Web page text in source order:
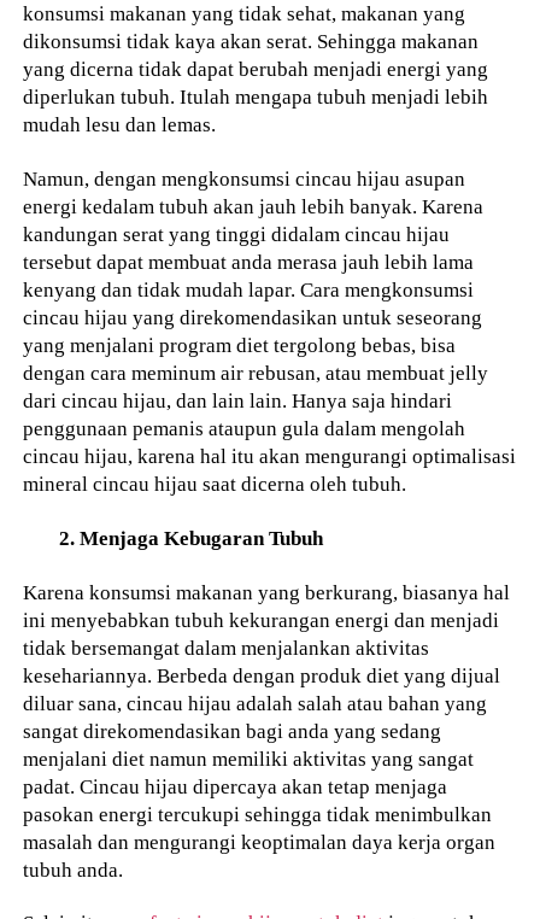
konsumsi makanan yang tidak sehat, makanan yang
dikonsumsi tidak kaya akan serat. Sehingga makanan
yang dicerna tidak dapat berubah menjadi energi yang
diperlukan tubuh. Itulah mengapa tubuh menjadi lebih
mudah lesu dan lemas.
Namun, dengan mengkonsumsi cincau hijau asupan
energi kedalam tubuh akan jauh lebih banyak. Karena
kandungan serat yang tinggi didalam cincau hijau
tersebut dapat membuat anda merasa jauh lebih lama
kenyang dan tidak mudah lapar. Cara mengkonsumsi
cincau hijau yang direkomendasikan untuk seseorang
yang menjalani program diet tergolong bebas, bisa
dengan cara meminum air rebusan, atau membuat jelly
dari cincau hijau, dan lain lain. Hanya saja hindari
penggunaan pemanis ataupun gula dalam mengolah
cincau hijau, karena hal itu akan mengurangi optimalisasi
mineral cincau hijau saat dicerna oleh tubuh.
2. Menjaga Kebugaran Tubuh
Karena konsumsi makanan yang berkurang, biasanya hal
ini menyebabkan tubuh kekurangan energi dan menjadi
tidak bersemangat dalam menjalankan aktivitas
kesehariannya. Berbeda dengan produk diet yang dijual
diluar sana, cincau hijau adalah salah atau bahan yang
sangat direkomendasikan bagi anda yang sedang
menjalani diet namun memiliki aktivitas yang sangat
padat. Cincau hijau dipercaya akan tetap menjaga
pasokan energi tercukupi sehingga tidak menimbulkan
masalah dan mengurangi keoptimalan daya kerja organ
tubuh anda.